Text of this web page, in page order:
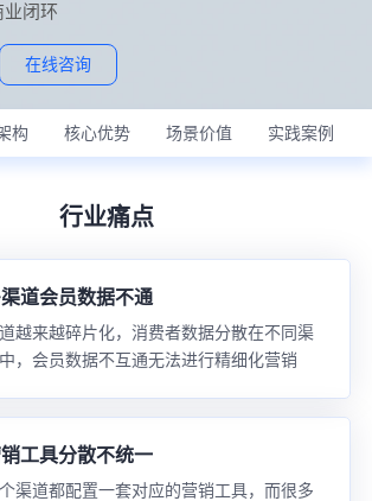
闭环
在线咨询
构 核心优势 场景价值 实践案例
行业痛点
道会员数据不通
越来越碎片化，消费者数据分散在不同渠
，会员数据不互通无法进行精细化营销
工具分散不统一
渠道都配置一套对应的营销工具，而很多